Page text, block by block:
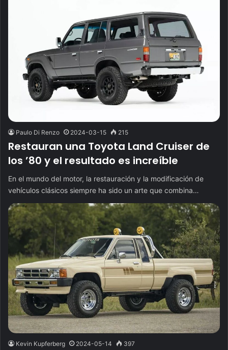
Paulo Di Renzo 2024-03-15 215
Restauran una Toyota Land Cruiser de
los ’80 y el resultado es increíble
En el mundo del motor, la restauración y la modificación de
vehículos clásicos siempre ha sido un arte que combina…
Kevin Kupferberg 2024-05-14 397